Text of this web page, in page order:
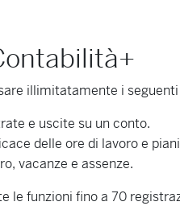
illimitatamente i
e uscite su un conto.
delle ore di lavoro e
vacanze e assenze.
le funzioni fino a 70